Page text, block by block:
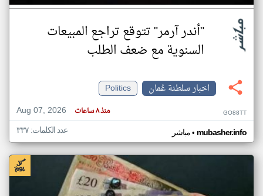
"أندر آرمر" تتوقع تراجع المبيعات
السنوية مع ضعف الطلب
اخبار سلطنة عُمان
Politics
Aug 07, 2026
منذ ٨ ساعات GO88TT
مباشر• mubasher.info عدد الكلمات: ٣٣٧